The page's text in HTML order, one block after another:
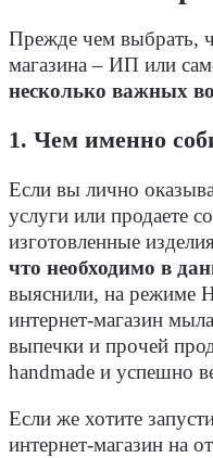
Прежде чем выбрать,
магазина – ИП или
несколько важных
1. Чем именно
Если вы лично
услуги или продаете
изготовленные
что необходимо в
выяснили, на режиме
интернет-магазин
выпечки и прочей
handmade и успешно
Если же хотите
интернет-магазин на